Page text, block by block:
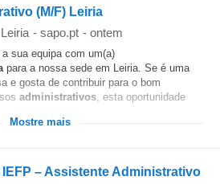
(M/F) Leiria
Leiria - sapo.pt - ontem
sua equipa com um(a)
para a nossa sede em Leiria. Se é uma
e gosta de contribuir para o bom
administrativos, esta oportunidade
Mostre mais
– Assistente Administrativo